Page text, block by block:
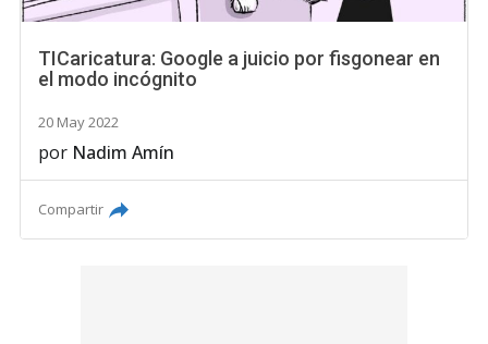
TICaricatura: Google a juicio por fisgonear en
el modo incógnito
20 May 2022
por Nadim Amín
Compartir